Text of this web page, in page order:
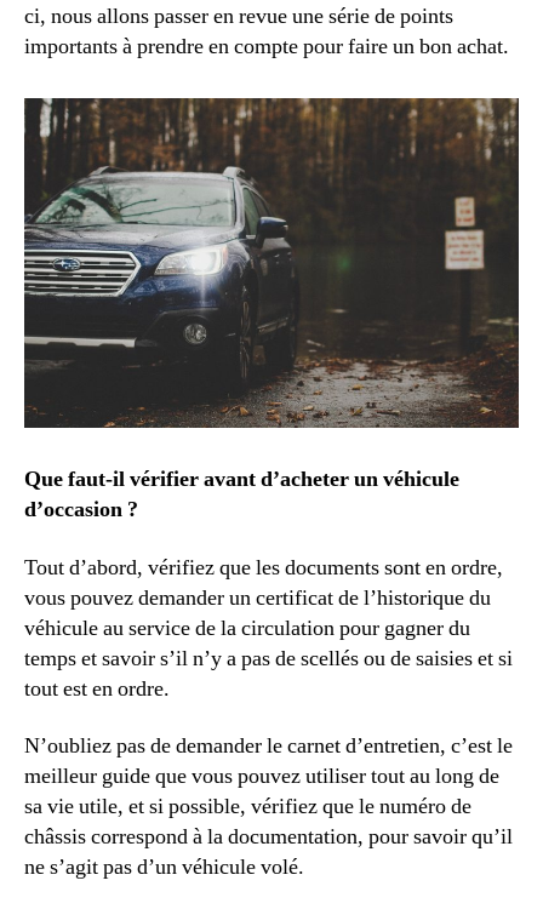
ci, nous allons passer en revue une série de points
importants à prendre en compte pour faire un bon achat.
Que faut-il vérifier avant d’acheter un véhicule
d’occasion ?
Tout d’abord, vérifiez que les documents sont en ordre,
vous pouvez demander un certificat de l’historique du
véhicule au service de la circulation pour gagner du
temps et savoir s’il n’y a pas de scellés ou de saisies et si
tout est en ordre.
N’oubliez pas de demander le carnet d’entretien, c’est le
meilleur guide que vous pouvez utiliser tout au long de
sa vie utile, et si possible, vérifiez que le numéro de
châssis correspond à la documentation, pour savoir qu’il
ne s’agit pas d’un véhicule volé.